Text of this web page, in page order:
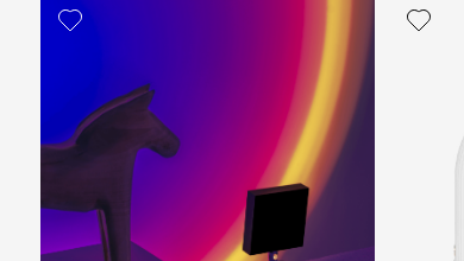
Я согласен сполитикой
ЗАДАТЬ ВОПРОС
ЗАДАТЬ ВОПРОС